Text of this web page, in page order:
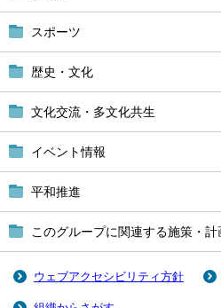
スポーツ
歴史・文化
文化交流・多文化共生
イベント情報
平和推進
このグループに関連する施策・計
ウェブアクセシビリティ方針